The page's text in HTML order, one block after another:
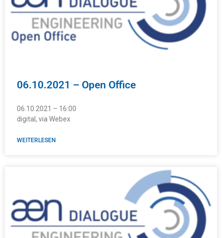
06.10.2021 – Open Office
06.10.2021 – 16:00
digital, via Webex
WEITERLESEN